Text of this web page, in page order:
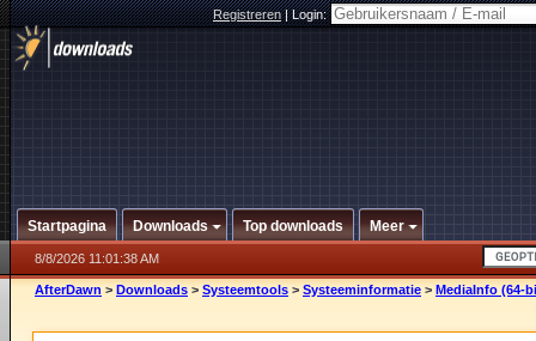
Registreren|Login:
Startpagina Downloads Top downloads Meer
8/8/2026 11:01:38 AM
AfterDawn > Downloads > Systeemtools > Systeeminformatie > MediaInfo (64-